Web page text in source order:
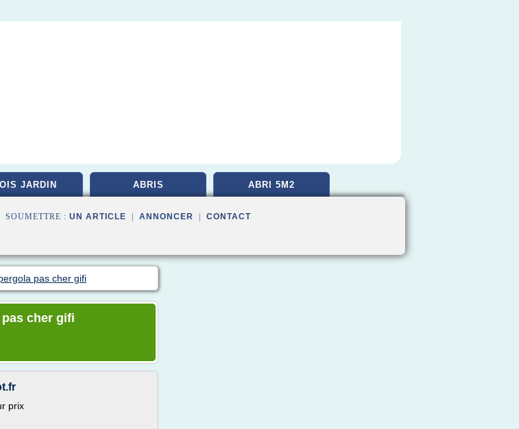
JARDIN ABRIS ABRI 5M2
: UN ARTICLE ANNONCER CONTACT
pas cher gifi
cher gifi
prix